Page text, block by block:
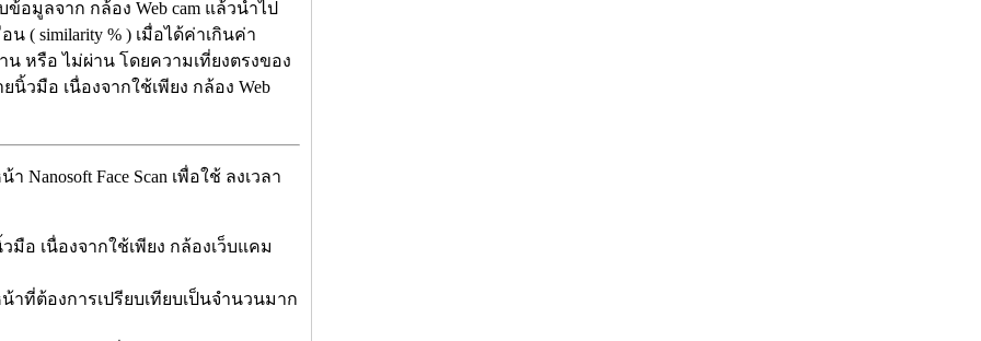
อมูลจาก กล้อง Web cam แล้วนำไป
( similarity % ) เมื่อได้ค่าเกินค่า
น หรือ ไม่ผ่าน โดยความเที่ยงตรงของ
วมือ เนื่องจากใช้เพียง กล้อง Web
Face Scan เพื่อใช้ ลงเวลา
อ เนื่องจากใช้เพียง กล้องเว็บแคม
ที่ต้องการเปรียบเทียบเป็นจำนวนมาก